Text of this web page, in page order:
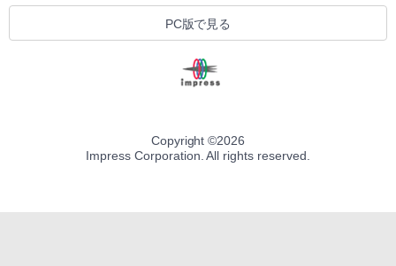
PC版で見る
Copyright ©2026
Impress Corporation. All rights reserved.